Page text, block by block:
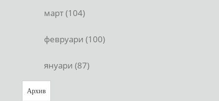
март (104)
февруари (100)
януари (87)
Архив